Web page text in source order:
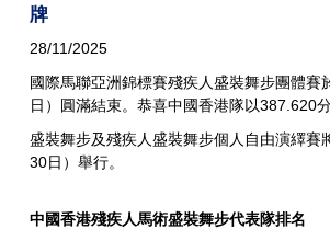
牌
28/11/2025
國際馬聯亞洲錦標賽殘疾人盛裝舞步團體賽
日）圓滿結束。恭喜中國香港隊以387.620
盛裝舞步及殘疾人盛裝舞步個人自由演繹賽
30日）舉行。
中國香港殘疾人馬術盛裝舞步代表隊排名